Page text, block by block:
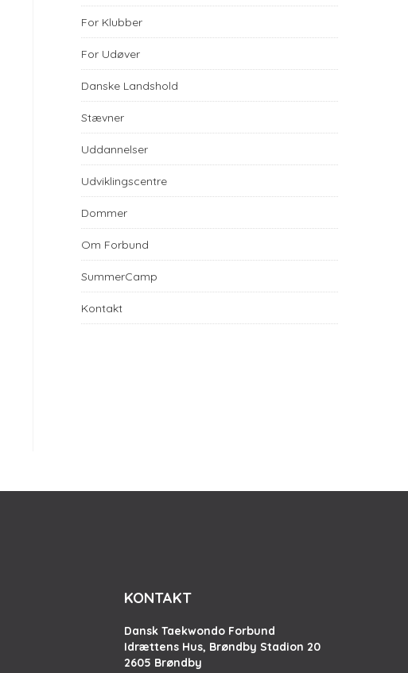
For Klubber
For Udøver
Danske Landshold
Stævner
Uddannelser
Udviklingscentre
Dommer
Om Forbund
SummerCamp
Kontakt
KONTAKT
Dansk Taekwondo Forbund
Idrættens Hus, Brøndby Stadion 20
2605 Brøndby